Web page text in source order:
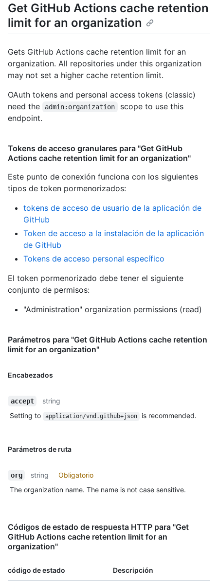
Get GitHub Actions cache retention
limit for an organization
Gets GitHub Actions cache retention limit for an
organization. All repositories under this organization
may not set a higher cache retention limit.
OAuth tokens and personal access tokens (classic)
need the
admin:organization
scope to use this
endpoint.
Tokens de acceso granulares para "Get GitHub
Actions cache retention limit for an organization"
Este punto de conexión funciona con los siguientes
tipos de token pormenorizados:
tokens de acceso de usuario de la aplicación de
GitHub
Token de acceso a la instalación de la aplicación
de GitHub
Tokens de acceso personal específico
El token pormenorizado debe tener el siguiente
conjunto de permisos:
"Administration" organization permissions (read)
Parámetros para "Get GitHub Actions cache retention
limit for an organization"
Encabezados
accept
string
Setting to
application/vnd.github+json is recommended.
Parámetros de ruta
org string
Obligatorio
The organization name. The name is not case sensitive.
Códigos de estado de respuesta HTTP para "Get
GitHub Actions cache retention limit for an
organization"
código de estado Descripción